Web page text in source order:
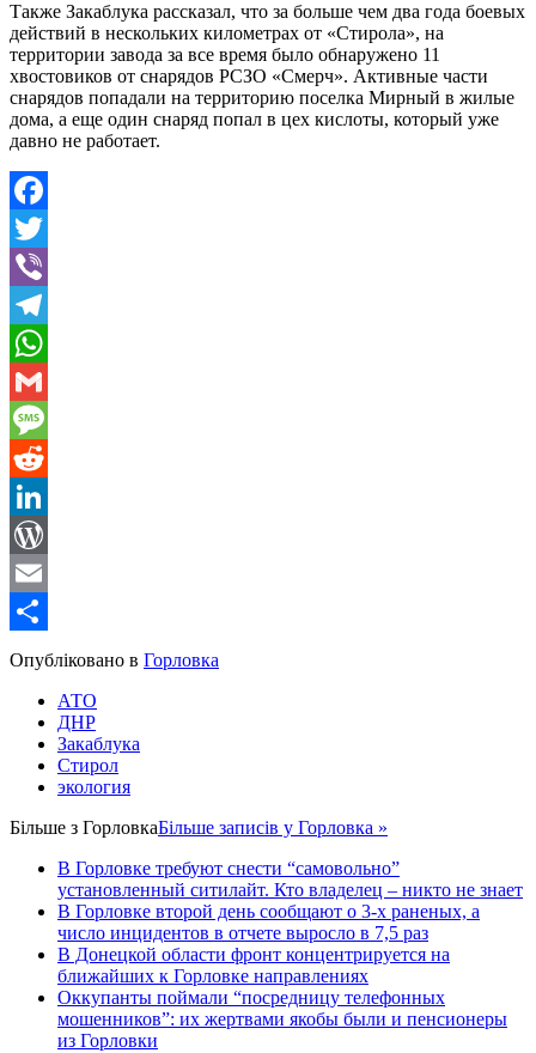
Также Закаблука рассказал, что за больше чем два года боевых
действий в нескольких километрах от «Стирола», на
территории завода за все время было обнаружено 11
хвостовиков от снарядов РСЗО «Смерч». Активные части
снарядов попадали на территорию поселка Мирный в жилые
дома, а еще один снаряд попал в цех кислоты, который уже
давно не работает.
Facebook
Twitter
Viber
Telegram
WhatsApp
Gmail
Message
Reddit
LinkedIn
WordPress
Email
Share
Опубліковано в Горловка
АТО
ДНР
Закаблука
Стирол
экология
Більше з ГорловкаБільше записів у Горловка »
В Горловке требуют снести “самовольно”
установленный ситилайт. Кто владелец – никто не знает
В Горловке второй день сообщают о 3-х раненых, а
число инцидентов в отчете выросло в 7,5 раз
В Донецкой области фронт концентрируется на
ближайших к Горловке направлениях
Оккупанты поймали “посредницу телефонных
мошенников”: их жертвами якобы были и пенсионеры
из Горловки